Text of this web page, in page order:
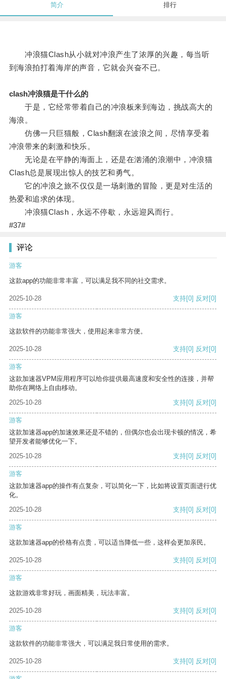
简介 排行
冲浪猫Clash从小就对冲浪产生了浓厚的兴趣，每当听
到海浪拍打着海岸的声音，它就会兴奋不已。
clash冲浪猫是干什么的
于是，它经常带着自己的冲浪板来到海边，挑战高大的
海浪。
仿佛一只巨猫般，Clash翻滚在波浪之间，尽情享受着
冲浪带来的刺激和快乐。
无论是在平静的海面上，还是在汹涌的浪潮中，冲浪猫
Clash总是展现出惊人的技艺和勇气。
它的冲浪之旅不仅仅是一场刺激的冒险，更是对生活的
热爱和追求的体现。
冲浪猫Clash，永远不停歇，永远迎风而行。
#37#
评论
游客
这款app的功能非常丰富，可以满足我不同的社交需求。
2025-10-28 支持[0] 反对[0]
游客
这款软件的功能非常强大，使用起来非常方便。
2025-10-28 支持[0] 反对[0]
游客
这款加速器VPM应用程序可以给你提供最高速度和安全性的连接，并帮
助你在网络上自由移动。
2025-10-28
支持[0] 反对[0]
游客
这款加速器app的加速效果还是不错的，但偶尔也会出现卡顿的情况，希
望开发者能够优化一下。
2025-10-28
支持[0] 反对[0]
游客
这款加速器app的操作有点复杂，可以简化一下，比如将设置页面进行优
化。
2025-10-28
支持[0] 反对[0]
游客
这款加速器app的价格有点贵，可以适当降低一些，这样会更加亲民。
2025-10-28 支持[0] 反对[0]
游客
这款游戏非常好玩，画面精美，玩法丰富。
2025-10-28 支持[0] 反对[0]
游客
这款软件的功能非常强大，可以满足我日常使用的需求。
2025-10-28 支持[0] 反对[0]